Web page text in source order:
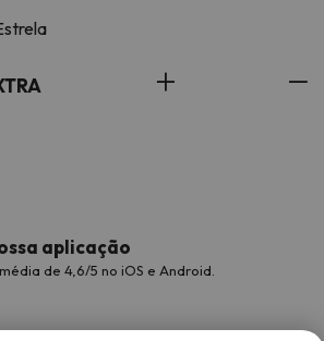
aplicação
de 4,6/5 no iOS e Android.